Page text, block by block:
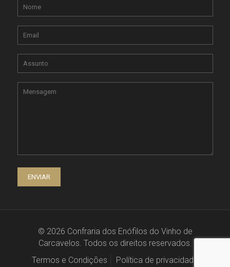
© 2026 Confraria dos Enófilos do Vinho de
Carcavelos. Todos os direitos reservados.
Termos e Condições
Política de privacidade